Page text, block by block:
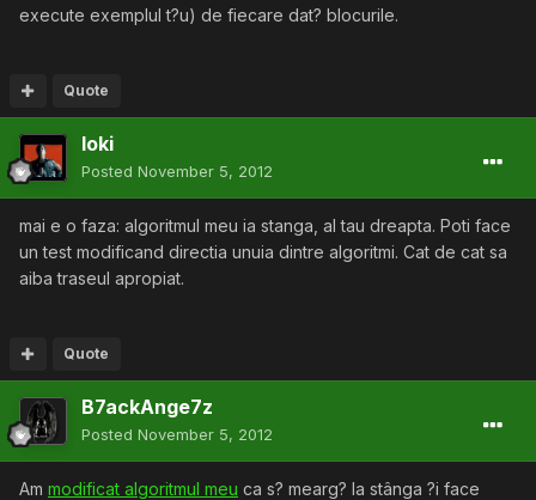
execute exemplul t?u) de fiecare dat? blocurile.
Quote
loki
Posted November 5, 2012
mai e o faza: algoritmul meu ia stanga, al tau dreapta. Poti face
un test modificand directia unuia dintre algoritmi. Cat de cat sa
aiba traseul apropiat.
Quote
B7ackAnge7z
Posted November 5, 2012
Am modificat algoritmul meu ca s? mearg? la stânga ?i face